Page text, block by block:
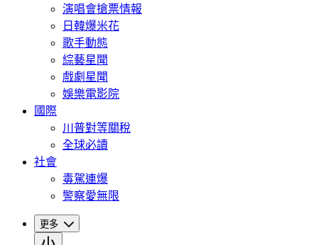
演唱會搶票情報
日韓爆米花
歌手動態
綜藝星聞
戲劇星聞
娛樂電影院
國際
川普對等關稅
全球必讀
社會
毒駕連爆
警察愛無限
更多